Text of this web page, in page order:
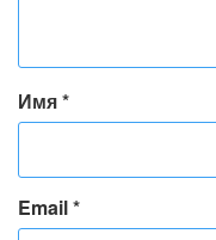
Имя*
Email*